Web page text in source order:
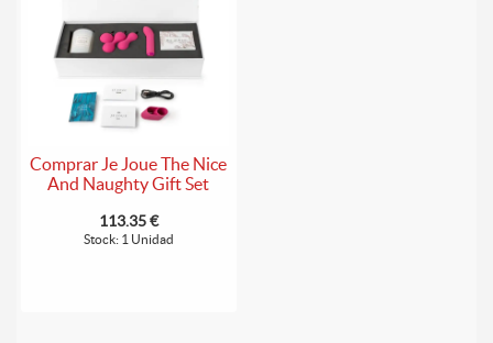
Comprar Je Joue The Nice
And Naughty Gift Set
113.35 €
Stock: 1 Unidad